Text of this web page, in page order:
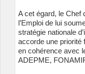
A cet égard, le Chef
l’Emploi de lui
stratégie nationale
accorde une priorité
en cohérence avec
ADEPME,